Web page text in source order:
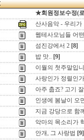
★회원정보수정(
산사음악 - 우리
웹테사모님들 어
섬진강에서 2 [8]
밥 맛.. [9]
이월의 첫주말입
사랑인가 정렬인
아주 춥죠? 고기
인생에 봄날이 오
지금 강당으로 함
악마의 목소리가
안개, 그 사랑법 [9]